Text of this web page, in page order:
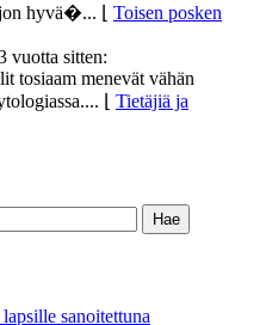
hyvä�...
Toisen posken
vuotta sitten:
tosiaam menevät vähän
Tietäjiä ja
sanoitettuna